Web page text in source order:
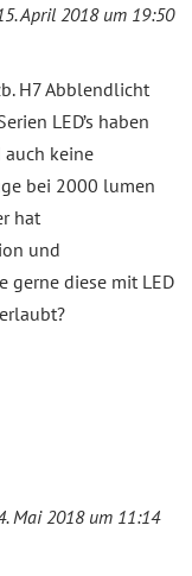
April 2018 um 19:50
H7 Abblendlicht
LED’s haben
keine
bei 2000 lumen
hat
und
gerne diese mit LED
Mai 2018 um 11:14